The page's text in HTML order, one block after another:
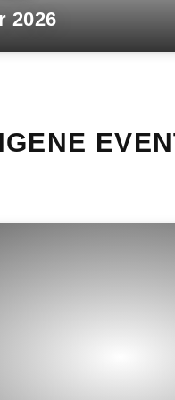
2026